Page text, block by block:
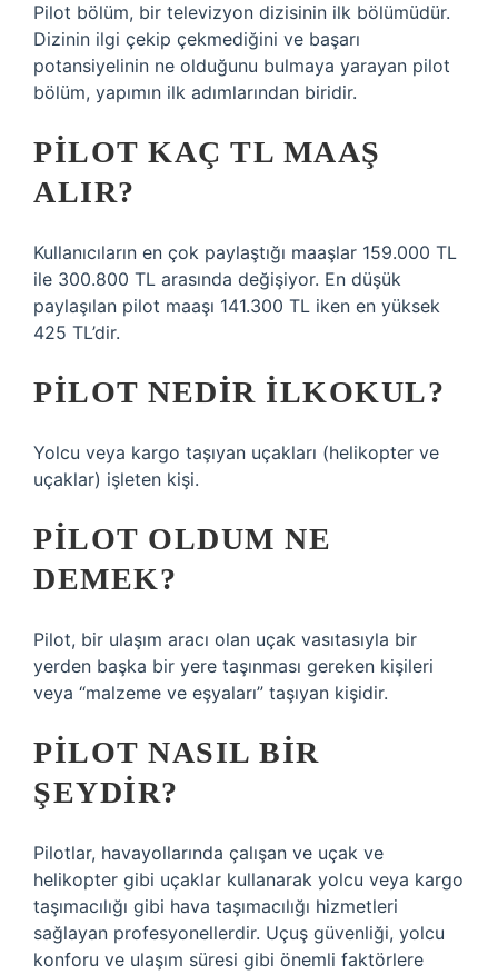
Pilot bölüm, bir televizyon dizisinin ilk bölümüdür.
Dizinin ilgi çekip çekmediğini ve başarı
potansiyelinin ne olduğunu bulmaya yarayan pilot
bölüm, yapımın ilk adımlarından biridir.
PILOT KAÇ TL MAAŞ
ALIR?
Kullanıcıların en çok paylaştığı maaşlar 159.000 TL
ile 300.800 TL arasında değişiyor. En düşük
paylaşılan pilot maaşı 141.300 TL iken en yüksek
425 TL’dir.
PILOT NEDIR ILKOKUL?
Yolcu veya kargo taşıyan uçakları (helikopter ve
uçaklar) işleten kişi.
PILOT OLDUM NE
DEMEK?
Pilot, bir ulaşım aracı olan uçak vasıtasıyla bir
yerden başka bir yere taşınması gereken kişileri
veya “malzeme ve eşyaları” taşıyan kişidir.
PILOT NASIL BIR
ŞEYDIR?
Pilotlar, havayollarında çalışan ve uçak ve
helikopter gibi uçaklar kullanarak yolcu veya kargo
taşımacılığı gibi hava taşımacılığı hizmetleri
sağlayan profesyonellerdir. Uçuş güvenliği, yolcu
konforu ve ulaşım süresi gibi önemli faktörlere